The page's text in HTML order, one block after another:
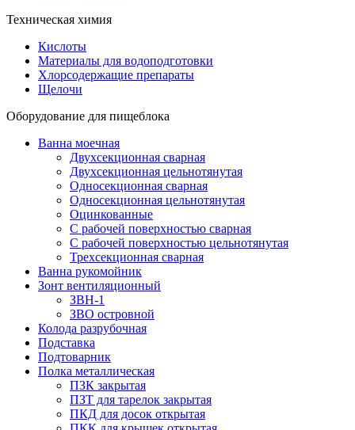
Техническая химия
Кислоты
Материалы для водоподготовки
Хлорсодержащие препараты
Щелочи
Оборудование для пищеблока
Ванна моечная
Двухсекционная сварная
Двухсекционная цельнотянутая
Односекционная сварная
Односекционная цельнотянутая
Оцинкованные
С рабочей поверхностью сварная
С рабочей поверхностью цельнотянутая
Трехсекционная сварная
Ванна рукомойник
Зонт вентиляционный
ЗВН-1
ЗВО островной
Колода разрубочная
Подставка
Подтоварник
Полка металлическая
ПЗК закрытая
ПЗТ для тарелок закрытая
ПКД для досок открытая